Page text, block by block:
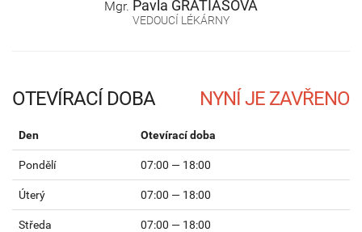
Mgr. Pavla GRATIASOVÁ
VEDOUCÍ LÉKÁRNY
OTEVÍRACÍ DOBA
Den Otevírací doba
Pondělí 07:00 — 18:00
Úterý 07:00 — 18:00
Středa 07:00 — 18:00